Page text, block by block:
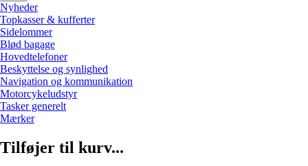
Nyheder
Topkasser & kufferter
Sidelommer
Blød bagage
Hovedtelefoner
Beskyttelse og synlighed
Navigation og kommunikation
Motorcykeludstyr
Tasker generelt
Mærker
Tilføjer til kurv...